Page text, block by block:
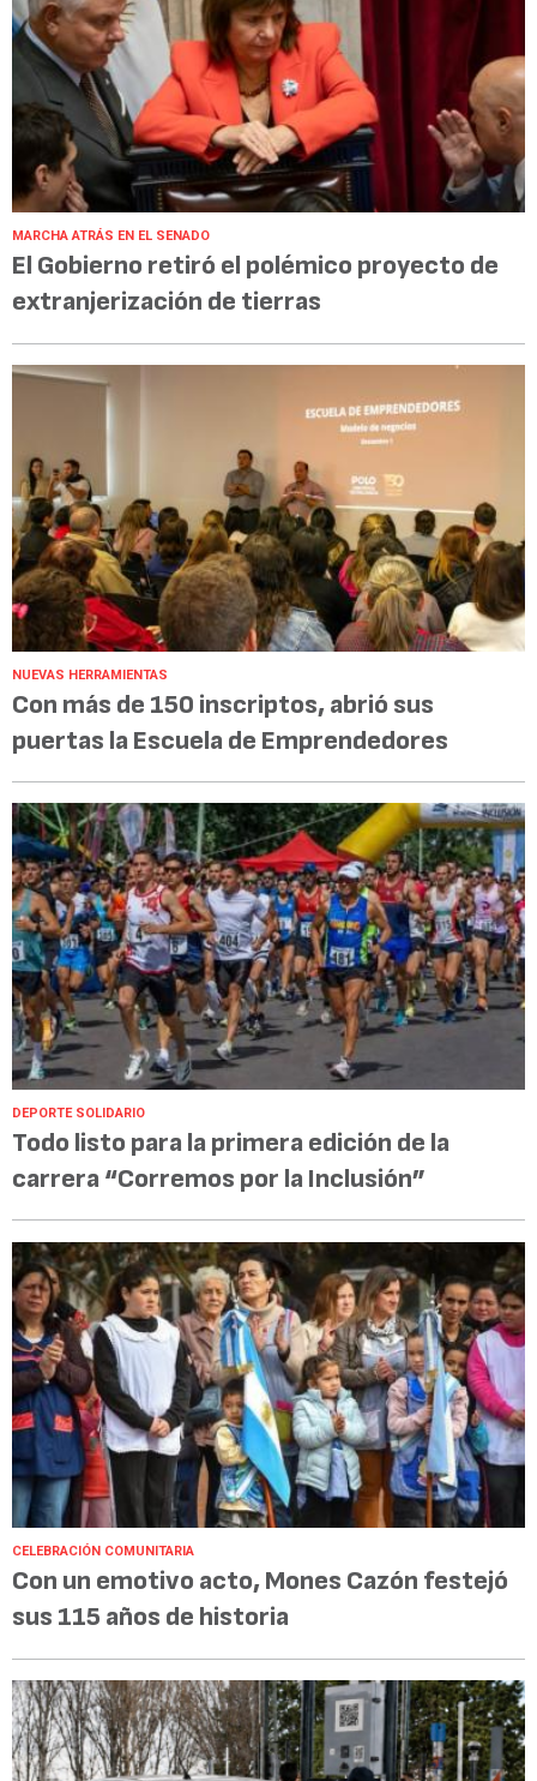
MARCHA ATRÁS EN EL SENADO
El Gobierno retiró el polémico proyecto de
extranjerización de tierras
NUEVAS HERRAMIENTAS
Con más de 150 inscriptos, abrió sus
puertas la Escuela de Emprendedores
DEPORTE SOLIDARIO
Todo listo para la primera edición de la
carrera “Corremos por la Inclusión”
CELEBRACIÓN COMUNITARIA
Con un emotivo acto, Mones Cazón festejó
sus 115 años de historia